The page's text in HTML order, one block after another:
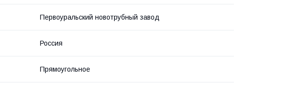
Первоуральский новотрубный завод
Россия
Прямоугольное